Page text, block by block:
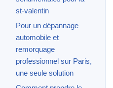
st-valentin
Pour un dépannage
automobile et
remorquage
professionnel sur Paris,
une seule solution